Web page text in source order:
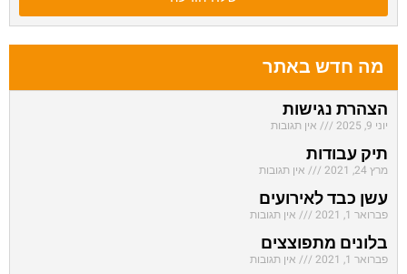
מה חדש באתר
הצהרת נגישות
יוני 9, 2025 אין תגובות
תיק עבודות
מרץ 24, 2021 אין תגובות
עשן כבד לאירועים
פברואר 1, 2021 אין תגובות
בלונים מתפוצצים
פברואר 1, 2021 אין תגובות